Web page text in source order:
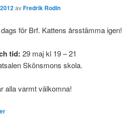
avFredrik Rodin
för Brf. Kattens årsstämma igen!
tid: 29 maj kl 19 – 21
Skönsmons skola.
alla varmt välkomna!